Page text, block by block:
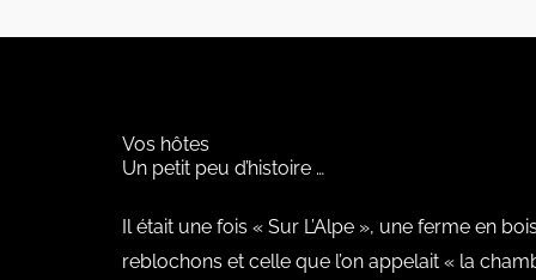
Vos hôtes
Un petit peu d’histoire …
Il était une fois « Sur L’Alpe », une ferme en
reblochons et celle que l’on appelait « la